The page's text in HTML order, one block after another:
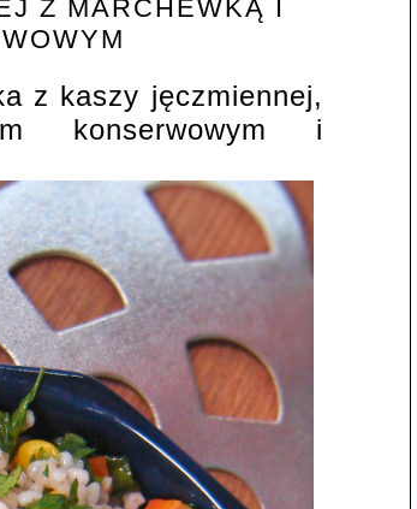
Z MARCHEWKĄ I
z kaszy jęczmiennej,
konserwowym i